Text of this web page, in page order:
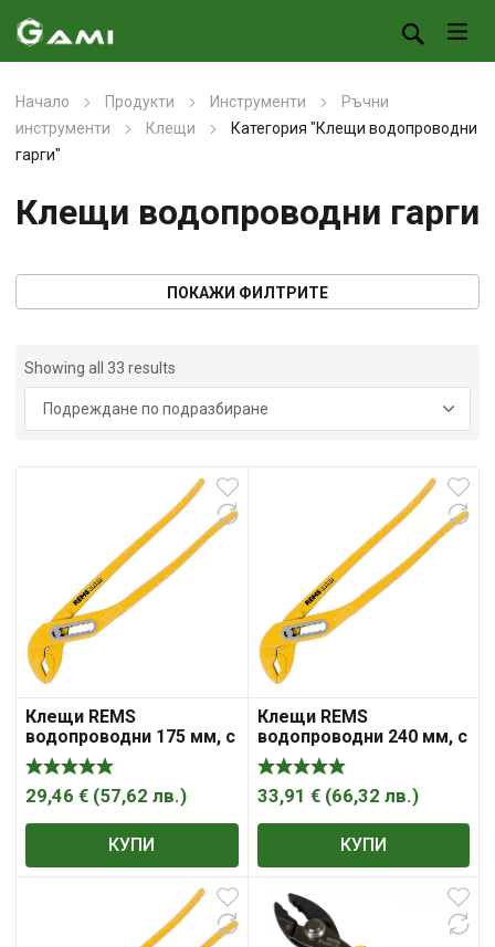
Начало Продукти Инструменти
Ръчни
инструменти
Клещи
Категория "Клещи водопроводни
гарги"
Клещи водопроводни гарги
ПОКАЖИ ФИЛТРИТЕ
Showing all 33 results
Клещи REMS
водопроводни 175 мм, с
шарнирен реглаж, 1 „,
Catch W
29,46 € (57,62 лв.)
КУПИ
Клещи REMS
водопроводни 240 мм, с
шарнирен реглаж, 1 1/4
„, Catch W
33,91 € (66,32 лв.)
КУПИ